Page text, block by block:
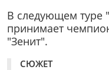
В следующем туре
принимает
"Зенит".
СЮЖЕТ